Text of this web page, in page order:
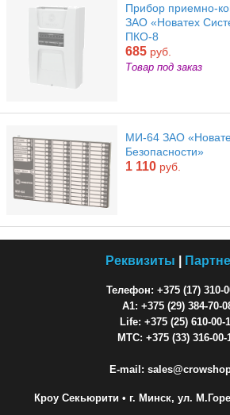
Прибор приемно-
ЗАО «Новатех
ПКО-8
685 руб.
Товар под заказ
МИ-64 ЗАО
Безопасности»
1 110 руб.
Реквизиты
Телефон: +375 (17) 310-
A1: +375 (29) 384-70-
Life: +375 (25) 610-00-
МТС: +375 (33) 316-00-
E-mail:
Кроу Секьюрити • г. Минск, ул.